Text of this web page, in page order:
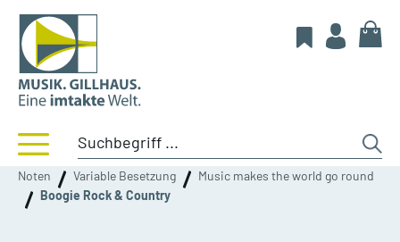
Noten Variable Besetzung
Music makes the world go round
Boogie Rock & Country